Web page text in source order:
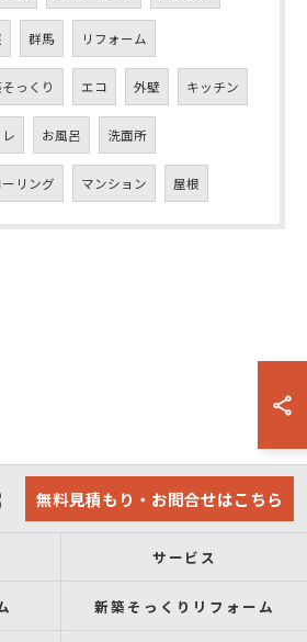
群馬 リフォーム
っくり エコ 外壁 キッチン
お風呂 洗面所
リング マンション 屋根
無料見積もり・お問合せはこちら
サービス
新築そっくりリフォーム